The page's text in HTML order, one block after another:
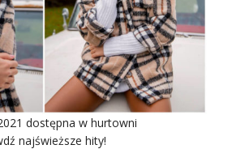
dostępna w hurtowni
najświeższe hity!